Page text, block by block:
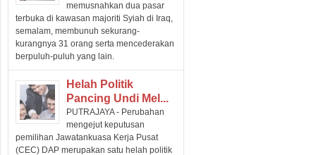
memusnahkan dua pasar
terbuka di kawasan majoriti Syiah di Iraq,
semalam, membunuh sekurang-
kurangnya 31 orang serta mencederakan
berpuluh-puluh yang lain.
Helah Politik
Pancing Undi Mel...
PUTRAJAYA - Perubahan
mengejut keputusan
pemilihan Jawatankuasa Kerja Pusat
(CEC) DAP merupakan satu helah politik